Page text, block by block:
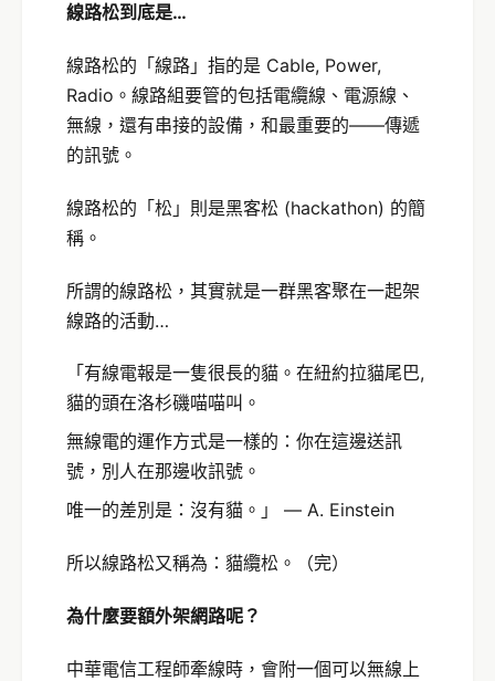
線路松到底是…
線路松的「線路」指的是 Cable, Power,
Radio。線路組要管的包括電纜線、電源線、
無線，還有串接的設備，和最重要的——傳遞
的訊號。
線路松的「松」則是黑客松 (hackathon) 的簡
稱。
所謂的線路松，其實就是一群黑客聚在一起架
線路的活動…
「有線電報是一隻很長的貓。在紐約拉貓尾巴,
貓的頭在洛杉磯喵喵叫。
無線電的運作方式是一樣的：你在這邊送訊
號，別人在那邊收訊號。
唯一的差別是：沒有貓。」 — A. Einstein
所以線路松又稱為：貓纜松。（完）
為什麼要額外架網路呢？
中華電信工程師牽線時，會附一個可以無線上